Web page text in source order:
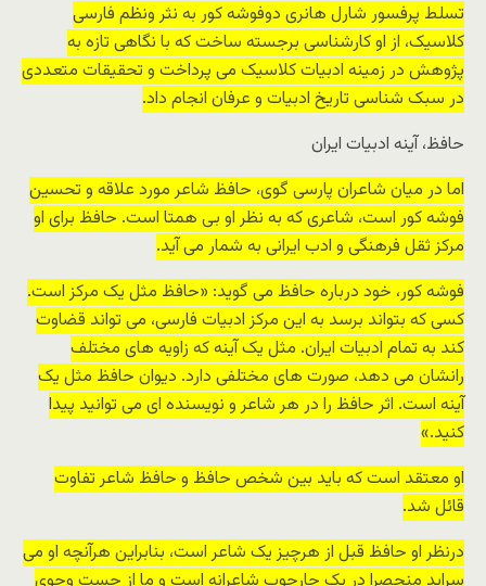
تسلط پرفسور شارل هانری دوفوشه کور به نثر ونظم فارسی
کلاسیک، از او کارشناسی برجسته ساخت که با نگاهی تازه به
پژوهش در زمینه ادبیات کلاسیک می پرداخت و تحقیقات متعددی
در سبک شناسی تاریخ ادبیات و عرفان انجام داد.
حافظ، آینه ادبیات ایران
اما در میان شاعران پارسی گوی، حافظ شاعر مورد علاقه و تحسین
فوشه کور است، شاعری که به نظر او بی همتا است. حافظ برای او
مرکز ثقل فرهنگی و ادب ایرانی به شمار می آید.
فوشه کور، خود درباره حافظ می گوید: «حافظ مثل یک مرکز است.
کسی که بتواند برسد به این مرکز ادبیات فارسی، می تواند قضاوت
کند به تمام ادبیات ایران. مثل یک آینه که زاویه های مختلف
رانشان می دهد، صورت های مختلفی دارد. دیوان حافظ مثل یک
آینه است. اثر حافظ را در هر شاعر و نویسنده ای می توانید پیدا
کنید.»
او معتقد است که باید بین شخص حافظ و حافظ شاعر تفاوت
قائل شد.
درنظر او حافظ قبل از هرچیز یک شاعر است، بنابراین هرآنچه او می